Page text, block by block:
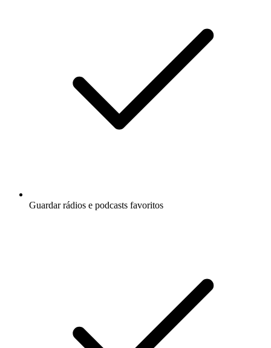
Guardar rádios e podcasts favoritos